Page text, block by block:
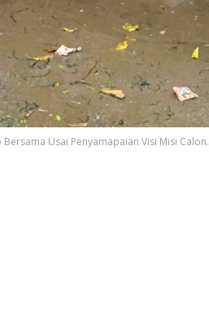
Bersama Usai Penyamapaian Visi Misi